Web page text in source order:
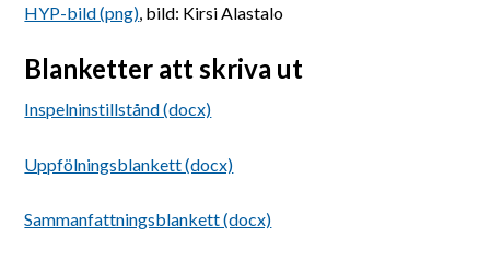
HYP-bild (png), bild: Kirsi Alastalo
Blanketter att skriva ut
Inspelninstillstånd (docx)
Uppfölningsblankett (docx)
Sammanfattningsblankett (docx)